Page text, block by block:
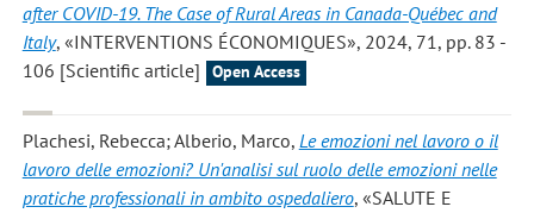
after COVID-19. The Case of Rural Areas in Canada-Québec and
Italy, «INTERVENTIONS ÉCONOMIQUES», 2024, 71, pp. 83 -
106 [Scientific article]
Open Access
Plachesi, Rebecca; Alberio, Marco, Le emozioni nel lavoro o il
lavoro delle emozioni? Un'analisi sul ruolo delle emozioni nelle
pratiche professionali in ambito ospedaliero, «SALUTE E